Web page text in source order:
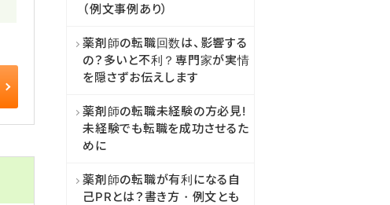
（例文事例あり）
薬剤師の転職回数は、影響する
の？多いと不利？専門家が実情
を隠さずお伝えします
薬剤師の転職未経験の方必見!
未経験でも転職を成功させるた
めに
薬剤師の転職が有利になる自
己PRとは？書き方・例文とも